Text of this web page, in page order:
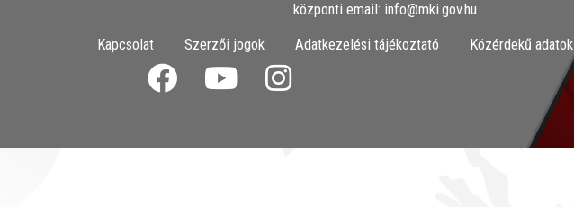
központi email: info@mki.gov.hu
Kapcsolat Szerzői jogok Adatkezelési tájékoztató Közérdekű adatok